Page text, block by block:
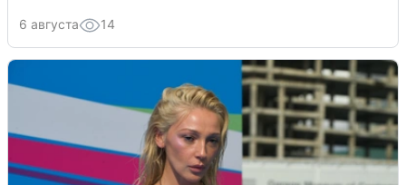
6 августа 14